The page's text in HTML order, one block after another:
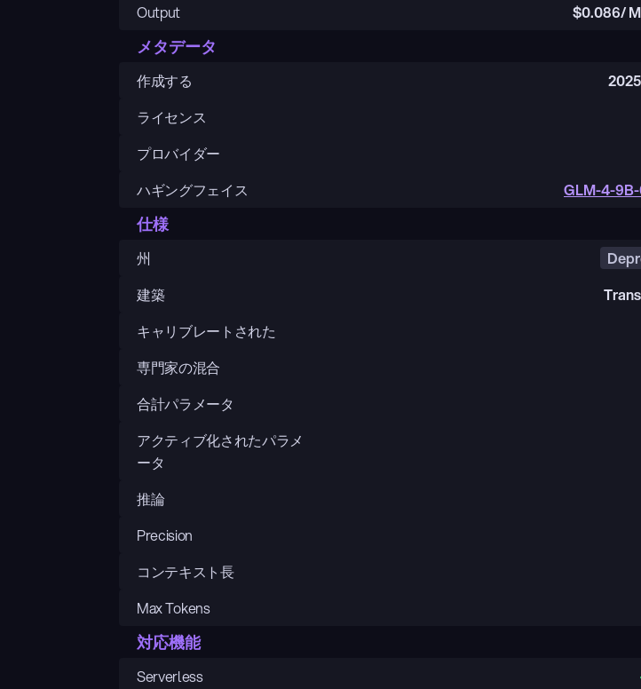
Output
$0.086/
メタデータ
作成する
ライセンス
プロバイダー
ハギングフェイス
GLM-4-
仕様
州
建築
キャリブレートされた
専門家の混合
合計パラメータ
アクティブ化されたパラメ
ータ
推論
Precision
コンテキスト長
Max Tokens
対応機能
Serverless